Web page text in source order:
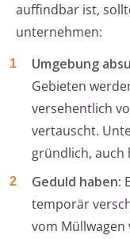
auffindbar ist,
unternehmen:
Umgebung
Gebieten
versehentlich
vertauscht.
gründlich, auch
Geduld haben:
temporär
vom